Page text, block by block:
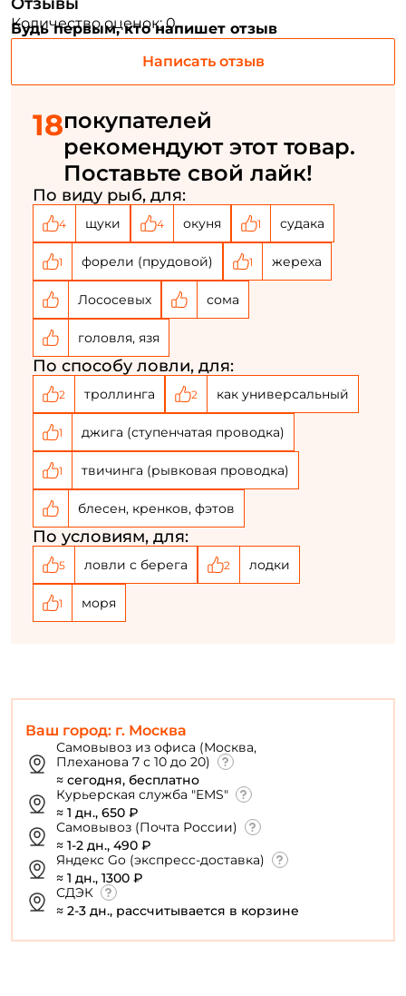
Ваш город: г. Москва
Самовывоз из офиса (Москва,
Плеханова 7 с 10 до 20)
≈ сегодня, бесплатно
Курьерская служба "EMS"
≈ 1 дн., 650 ₽
Самовывоз (Почта России)
≈ 1-2 дн., 490 ₽
Яндекс Go (экспресс-доставка)
≈ 1 дн., 1300 ₽
СДЭК
≈ 2-3 дн., рассчитывается в корзине
Количество оценок: 0
Будь первым, кто напишет отзыв
Написать отзыв
18покупателей
рекомендуют этот товар.
Поставьте свой лайк!
По виду рыб, для:
4 щуки 4 окуня 1 судака
1 форели (прудовой) 1 жереха
Лососевых сома
головля, язя
По способу ловли, для:
2 троллинга 2 как универсальный
1 джига (ступенчатая проводка)
1 твичинга (рывковая проводка)
блесен, кренков, фэтов
По условиям, для:
5 ловли с берега 2 лодки
1 моря
Придумайте пароль: *
Повторите пароль: *
персональных данных
Создать аккаунт
У меня уже есть аккаунт